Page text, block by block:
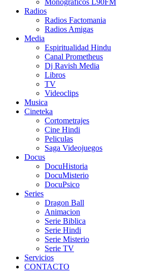
Monograficos L90FM
Radios
Radios Factomania
Radios Amigas
Media
Espiritualidad Hindu
Canal Prometheus
Dj Ravish Media
Libros
TV
Videoclips
Musica
Cineteka
Cortometrajes
Cine Hindi
Peliculas
Saga Videojuegos
Docus
DocuHistoria
DocuMisterio
DocuPsico
Series
Dragon Ball
Animacion
Serie Biblica
Serie Hindi
Serie Misterio
Serie TV
Servicios
CONTACTO